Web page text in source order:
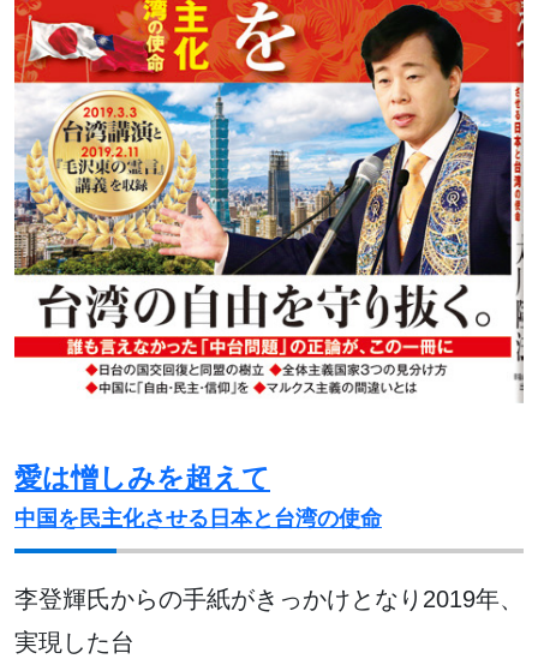
愛は憎しみを超えて
中国を民主化させる日本と台湾の使命
李登輝氏からの手紙がきっかけとなり2019年、
実現した台